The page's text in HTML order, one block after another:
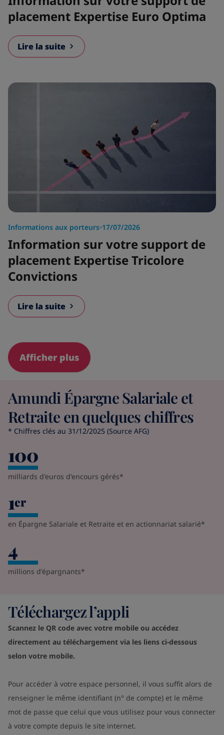
placement Expertise Euro Optima
Lire la suite
Informations aux porteurs•17/07/2026
Information sur votre support de
placement Expertise Tricolore
Convictions
Lire la suite
Afficher plus
Amundi Épargne Salariale et
Retraite en quelques chiffres
* Chiffres clés au 31/12/2025 (Source AFG)
100
milliards d'euros d'encours gérés*
1er
en Épargne Salariale et Retraite et en actionnariat salarié*
4
millions d'épargnants*
Téléchargez l’appli
Scannez le QR code avec votre mobile ou accédez
directement au téléchargement via les liens ci-dessous
selon votre mobile.
Pour accéder à votre espace personnel, il vous suffit alors de
renseigner le même identifiant (n° de compte) et le même
mot de passe que celui que vous utilisez pour vous connecter
à votre compte depuis le site internet.